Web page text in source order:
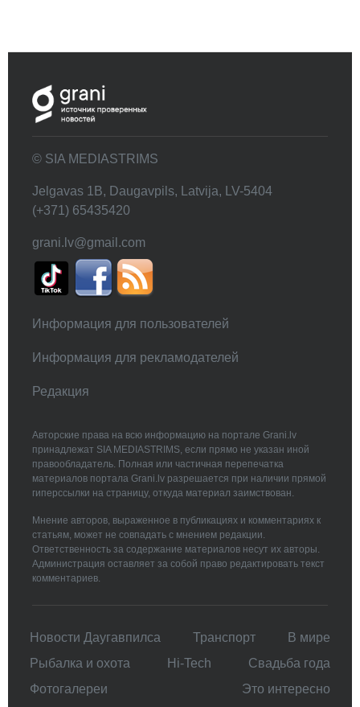
© SIA MEDIASTRIMS
Jelgavas 1B, Daugavpils, Latvija, LV-5404
(+371) 65435420
grani.lv@gmail.com
Информация для пользователей
Информация для рекламодателей
Редакция
Авторские права на всю информацию на портале Grani.lv
принадлежат SIA MEDIASTRIMS, если прямо не указан иной
правообладатель. Полная или частичная перепечатка
материалов портала Grani.lv разрешается при наличии прямой
гиперссылки на страницу, откуда материал заимствован.
Мнение авторов, выраженное в публикациях и комментариях к
статьям, может не совпадать с мнением редакции.
Ответственность за содержание материалов несут их авторы.
Администрация оставляет за собой право редактировать текст
комментариев.
Новости Даугавпилса Транспорт
В мире
Рыбалка и охота
Hi-Tech
Свадьбa года
Фотогалереи
Это интересно